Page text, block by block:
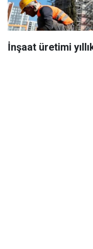
İnşaat üretimi